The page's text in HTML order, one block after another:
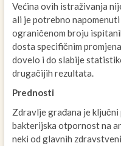
Većina ovih istraživanja
ali je potrebno napomenuti
ograničenom broju
dosta specifičnim
dovelo i do slabije
drugačijih rezultata.
Prednosti
Zdravlje građana je
bakterijska otpornost na
neki od glavnih